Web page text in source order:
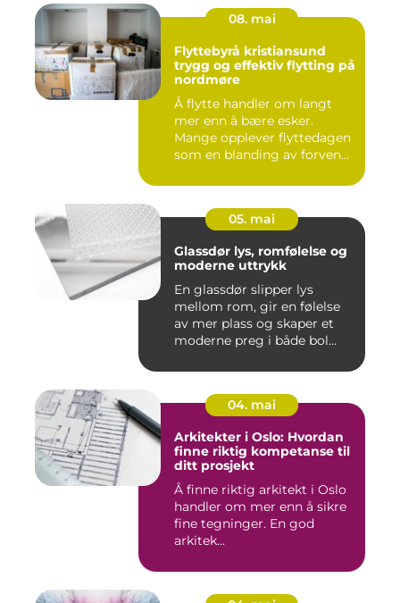
08. mai
Flyttebyrå kristiansund
trygg og effektiv flytting på
nordmøre
Å flytte handler om langt
mer enn å bære esker.
Mange opplever flyttedagen
som en blanding av forven...
05. mai
Glassdør lys, romfølelse og
moderne uttrykk
En glassdør slipper lys
mellom rom, gir en følelse
av mer plass og skaper et
moderne preg i både bol...
04. mai
Arkitekter i Oslo: Hvordan
finne riktig kompetanse til
ditt prosjekt
Å finne riktig arkitekt i Oslo
handler om mer enn å sikre
fine tegninger. En god
arkitek...